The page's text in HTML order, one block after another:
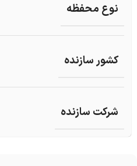
نوع محفظه
کشور سازنده
شرکت سازنده